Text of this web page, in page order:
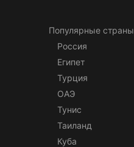
Популярные страны
Россия
Египет
Турция
ОАЭ
Тунис
Таиланд
Куба